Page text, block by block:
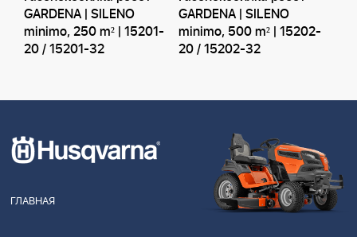
GARDENA | SILENO
minimo, 250 m² | 15201-
20 / 15201-32
GARDENA | SILENO
minimo, 500 m² | 15202-
20 / 15202-32
ГЛАВНАЯ